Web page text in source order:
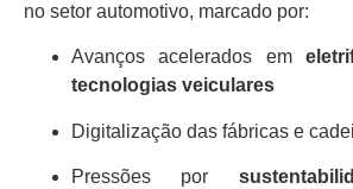
no setor automotivo, marcado por:
Avanços acelerados em
tecnologias veiculares
Digitalização das fábricas e
Pressões por